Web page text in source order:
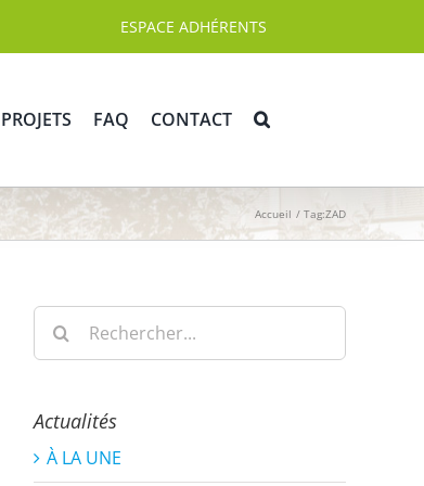
ESPACE ADHÉRENTS
PROJETS FAQ CONTACT
Accueil Tag:ZAD
Rechercher:
Actualités
À LA UNE